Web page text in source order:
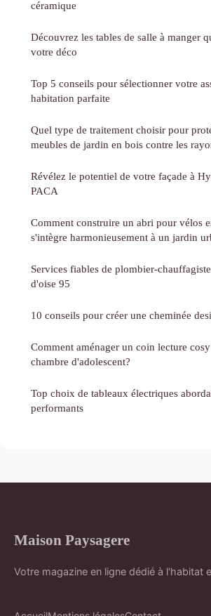
céramique
Découvrez les tables de salle à manger
votre déco
Top 5 conseils pour sélectionner votre
habitation parfaite
Quel type de traitement choisir pour
meubles de jardin en bois contre les
Révélez le potentiel de votre façade à
PACA
Comment construire un abri pour vélos
s'intègre harmonieusement à un jardin
Services fiables de plombier-
d'oise 95
10 conseils pour créer une cheminée
Comment aménager un coin lecture
chambre d'adolescent?
Top choix de tableaux électriques
performants
Maison Paysagere
Votre magazine en ligne dédié à l'habitat